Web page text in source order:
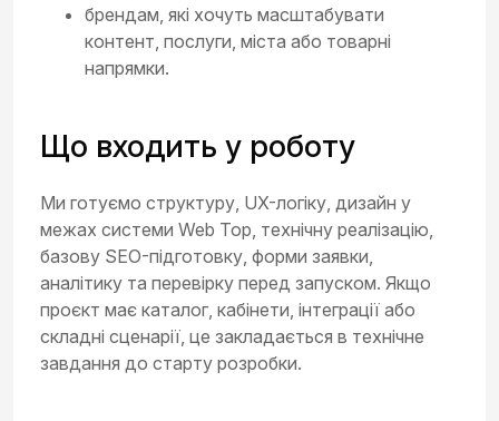
брендам, які хочуть масштабувати
контент, послуги, міста або товарні
напрямки.
Що входить у роботу
Ми готуємо структуру, UX-логіку, дизайн у
межах системи Web Top, технічну реалізацію,
базову SEO-підготовку, форми заявки,
аналітику та перевірку перед запуском. Якщо
проєкт має каталог, кабінети, інтеграції або
складні сценарії, це закладається в технічне
завдання до старту розробки.